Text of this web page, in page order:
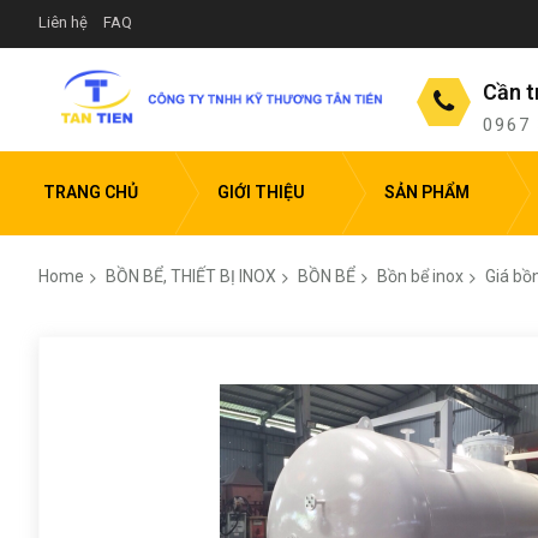
Liên hệ FAQ
Cần
0967
TRANG CHỦ GIỚI THIỆU SẢN PHẨM
Home BỒN BỂ, THIẾT BỊ INOX BỒN BỂ Bồn bể inox Giá